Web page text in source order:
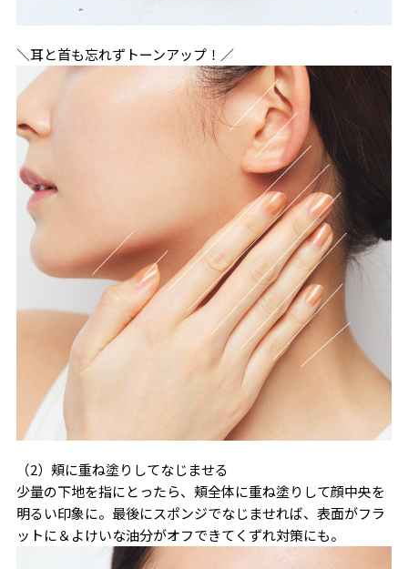
＼耳と首も忘れずトーンアップ！／
（2）頬に重ね塗りしてなじませる
少量の下地を指にとったら、頬全体に重ね塗りして顔中央を
明るい印象に。最後にスポンジでなじませれば、表面がフラ
ットに＆よけいな油分がオフできてくずれ対策にも。